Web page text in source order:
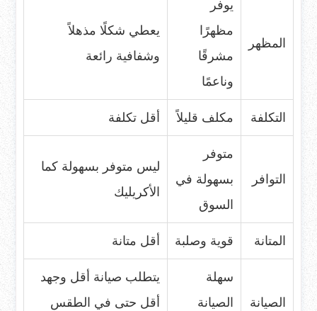
المظهر
يوفر
مظهرًا
مشرقًا
وناعمًا
يعطي شكلًا مذهلاً
وشفافية رائعة
التكلفة مكلف قليلاً أقل تكلفة
التوافر
متوفر
بسهولة في
السوق
ليس متوفر بسهولة كما
الأكريليك
المتانة قوية وصلبة أقل متانة
الصيانة
سهلة
الصيانة
يتطلب صيانة أقل وجهد
أقل حتى في الطقس